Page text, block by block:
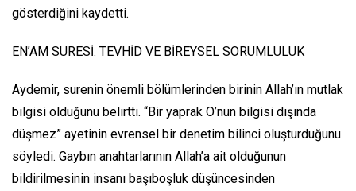
gösterdiğini kaydetti.
EN’AM SURESİ: TEVHİD VE BİREYSEL SORUMLULUK
Aydemir, surenin önemli bölümlerinden birinin Allah’ın mutlak
bilgisi olduğunu belirtti. “Bir yaprak O’nun bilgisi dışında
düşmez” ayetinin evrensel bir denetim bilinci oluşturduğunu
söyledi. Gaybın anahtarlarının Allah’a ait olduğunun
bildirilmesinin insanı başıboşluk düşüncesinden